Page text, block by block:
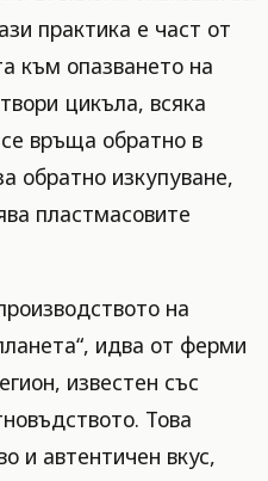
практика е част от
към опазването на
цикъла, всяка
връща обратно в
обратно изкупуване,
пластмасовите
на
идва от ферми
известен със
Това
и автентичен вкус,